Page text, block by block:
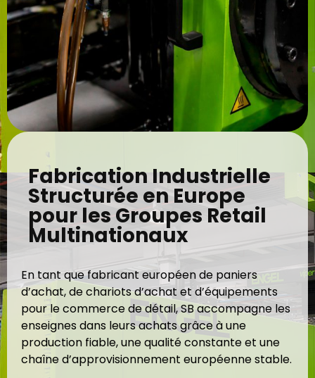
Fabrication Industrielle
Structurée en Europe
pour les Groupes Retail
Multinationaux
En tant que fabricant européen de paniers
d’achat, de chariots d’achat et d’équipements
pour le commerce de détail, SB accompagne les
enseignes dans leurs achats grâce à une
production fiable, une qualité constante et une
chaîne d’approvisionnement européenne stable.